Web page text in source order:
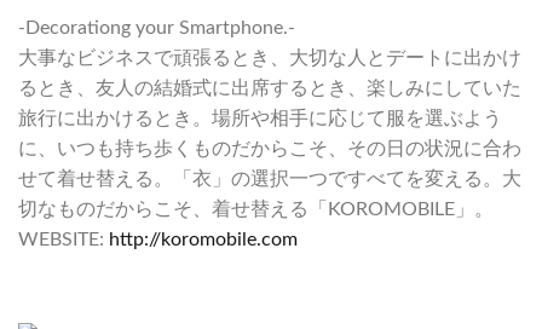
-Decorationg your Smartphone.-
大事なビジネスで頑張るとき、大切な人とデートに出かけ
るとき、友人の結婚式に出席するとき、楽しみにしていた
旅行に出かけるとき。場所や相手に応じて服を選ぶよう
に、いつも持ち歩くものだからこそ、その日の状況に合わ
せて着せ替える。「衣」の選択一つですべてを変える。大
切なものだからこそ、着せ替える「KOROMOBILE」。
WEBSITE: http://koromobile.com